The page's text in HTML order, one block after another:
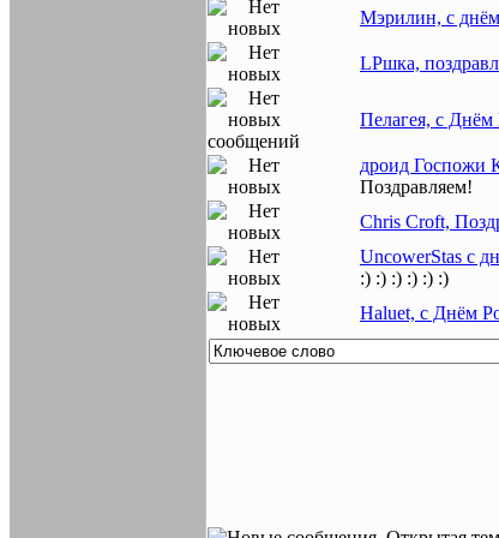
Мэрилин, с
LPшка,
Пелагея, с
дроид Госпожи
Поздравляем!
Chris Croft,
UncowerStas с
:) :) :) :) :) :)
Haluet, с Днём